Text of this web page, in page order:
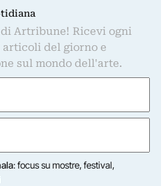
Artribune! Ricevi ogni
del giorno e
sul mondo dell'arte.
: focus su mostre, festival,